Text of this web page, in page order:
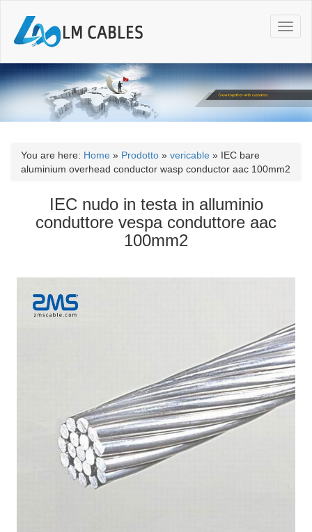
T
o
g
l
n
a
g
You are here: Home » Prodotto » vericable » IEC bare
aluminium overhead conductor wasp conductor aac 100mm2
IEC nudo in testa in alluminio
conduttore vespa conduttore aac
100mm2